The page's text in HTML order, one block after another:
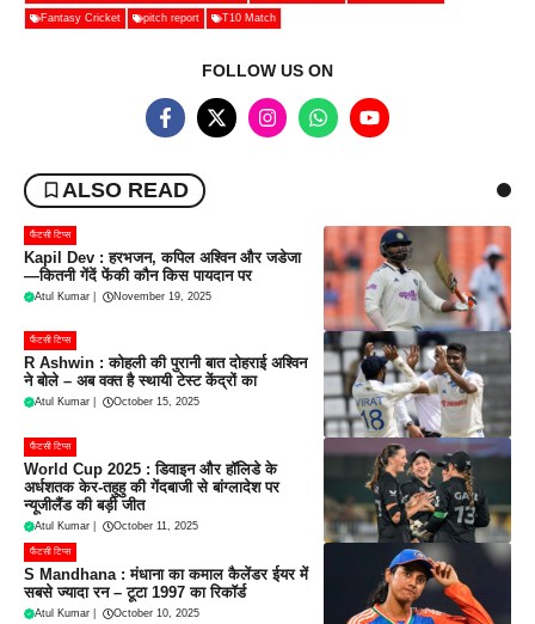
Fantasy Cricket pitch report T10 Match
FOLLOW US ON
ALSO READ
फैंटसी टिप्स
Kapil Dev : हरभजन, कपिल अश्विन और जडेजा
—कितनी गेंदें फेंकी कौन किस पायदान पर
Atul Kumar November 19, 2025
फैंटसी टिप्स
R Ashwin : कोहली की पुरानी बात दोहराई अश्विन
ने बोले – अब वक्त है स्थायी टेस्ट केंद्रों का
Atul Kumar October 15, 2025
फैंटसी टिप्स
World Cup 2025 : डिवाइन और हॉलिडे के
अर्धशतक केर-तहुहु की गेंदबाजी से बांग्लादेश पर
न्यूजीलैंड की बड़ी जीत
Atul Kumar October 11, 2025
फैंटसी टिप्स
S Mandhana : मंधाना का कमाल कैलेंडर ईयर में
सबसे ज्यादा रन – टूटा 1997 का रिकॉर्ड
Atul Kumar October 10, 2025